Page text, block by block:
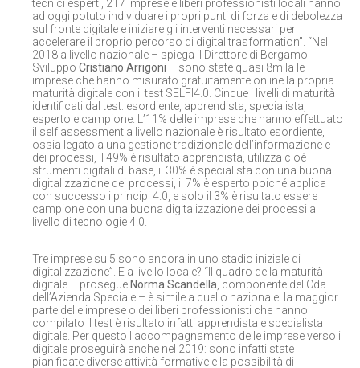
tecnici esperti, 217 imprese e liberi professionisti locali hanno
ad oggi potuto individuare i propri punti di forza e di debolezza
sul fronte digitale e iniziare gli interventi necessari per
accelerare il proprio percorso di digital trasformation”. “Nel
2018 a livello nazionale – spiega il Direttore di Bergamo
Sviluppo Cristiano Arrigoni – sono state quasi 8mila le
imprese che hanno misurato gratuitamente online la propria
maturità digitale con il test SELFI4.0. Cinque i livelli di maturità
identificati dal test: esordiente, apprendista, specialista,
esperto e campione. L’11% delle imprese che hanno effettuato
il self assessment a livello nazionale è risultato esordiente,
ossia legato a una gestione tradizionale dell’informazione e
dei processi, il 49% è risultato apprendista, utilizza cioè
strumenti digitali di base, il 30% è specialista con una buona
digitalizzazione dei processi, il 7% è esperto poiché applica
con successo i principi 4.0, e solo il 3% è risultato essere
campione con una buona digitalizzazione dei processi a
livello di tecnologie 4.0.
Tre imprese su 5 sono ancora in uno stadio iniziale di
digitalizzazione”. E a livello locale? “Il quadro della maturità
digitale – prosegue Norma Scandella , componente del Cda
dell’Azienda Speciale – è simile a quello nazionale: la maggior
parte delle imprese o dei liberi professionisti che hanno
compilato il test è risultato infatti apprendista e specialista
digitale. Per questo l’accompagnamento delle imprese verso il
digitale proseguirà anche nel 2019: sono infatti state
pianificate diverse attività formative e la possibilità di